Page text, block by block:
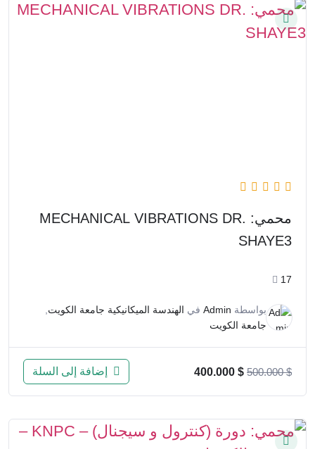
محمي: MECHANICAL VIBRATIONS DR.
SHAYE3
17
بواسطة Admin في الهندسة الميكانيكية جامعة الكويت,
جامعة الكويت
500.000$
400.000 $ إضافة إلى السلة